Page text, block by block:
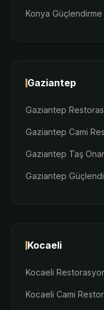
Konya Güçlendirme
Gaziantep
Gaziantep
Gaziantep Cami
Gaziantep Taş
Gaziantep
Kocaeli
Kocaeli
Kocaeli Cami